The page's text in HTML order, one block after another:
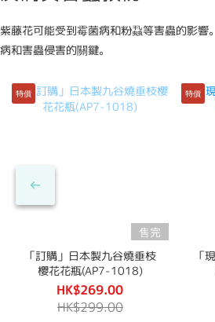
紫藤花可能受到霉菌病和粉蝨等害蟲的影響
病和害蟲侵害的關鍵。
特價
售完
「訂購」日本製九谷燒垂枝
櫻花花瓶(AP7-1018)
HK$269.00
HK$299.00
特價
「